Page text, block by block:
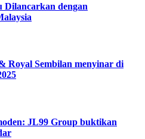
Dilancarkan dengan
Royal Sembilan menyinar di
JL99 Group buktikan